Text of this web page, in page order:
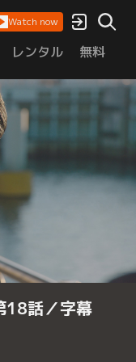
Watch now
レンタル 無料
18話／字幕